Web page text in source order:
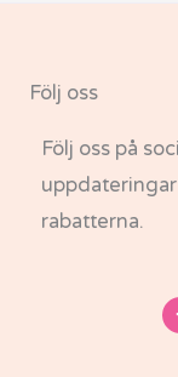
Följ oss
Följ oss på
rabatterna.